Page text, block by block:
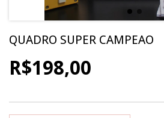
QUADRO SUPER CAMPEAO
R$198,00